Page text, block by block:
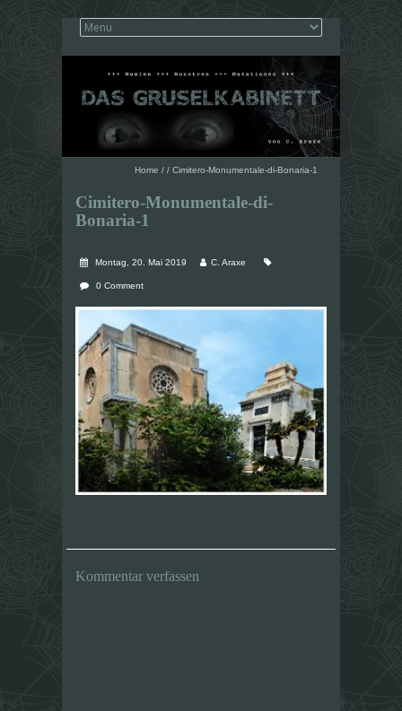
Home / / Cimitero-Monumentale-di-Bonaria-1
Cimitero-Monumentale-di-
Bonaria-1
Montag, 20. Mai 2019 C. Araxe
0 Comment
Kommentar verfassen